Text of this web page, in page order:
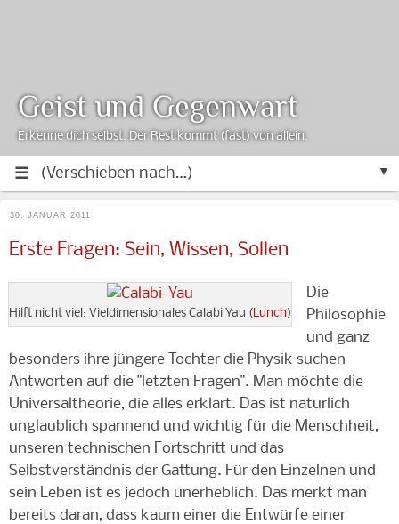
▼
Geist und Gegenwart
Erkenne dich selbst. Der Rest kommt (fast) von allein.
30. JANUAR 2011
Erste Fragen: Sein, Wissen, Sollen
Hilft nicht viel: Vieldimensionales Calabi Yau (Lunch)
Die
Philosophie
und ganz
besonders ihre jüngere Tochter die Physik suchen
Antworten auf die "letzten Fragen". Man möchte die
Universaltheorie, die alles erklärt. Das ist natürlich
unglaublich spannend und wichtig für die Menschheit,
unseren technischen Fortschritt und das
Selbstverständnis der Gattung. Für den Einzelnen und
sein Leben ist es jedoch unerheblich. Das merkt man
bereits daran, dass kaum einer die Entwürfe einer